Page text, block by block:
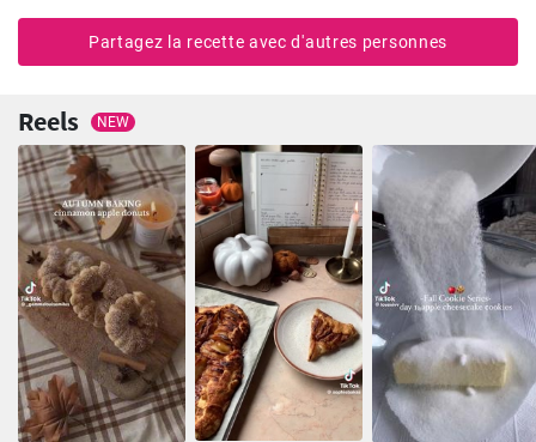
Partagez la recette avec d'autres personnes
Reels NEW